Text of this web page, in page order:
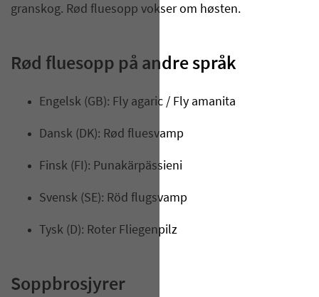
granskog. Rød fluesopp vokser om høsten.
​Rød fluesopp på andre språk
Engelsk (GB): Fly agaric / Fly amanita
Dansk (DK): Rød fluesvamp
Finsk (FI): Punakärpässieni
Svensk (SE): Röd flugsvamp​​​
Tysk (D): Roter Fliegenpilz
Soppbrosjyrer